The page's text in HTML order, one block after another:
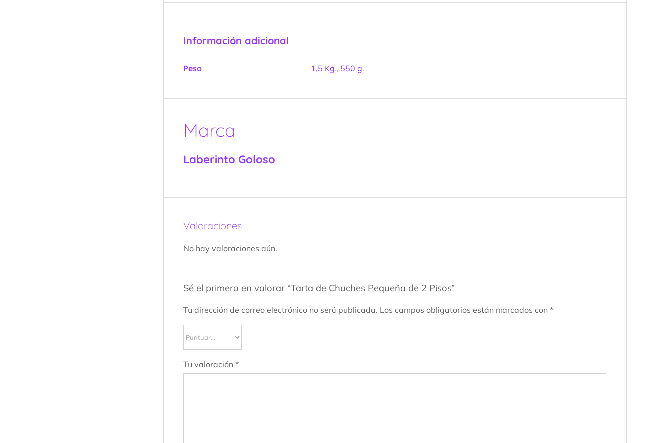
Información adicional
Peso 1,5 Kg., 550 g.
Marca
Laberinto Goloso
Valoraciones
No hay valoraciones aún.
Sé el primero en valorar “Tarta de Chuches Pequeña de 2 Pisos”
Tu dirección de correo electrónico no será publicada. Los campos obligatorios están marcados con *
Tu valoración *